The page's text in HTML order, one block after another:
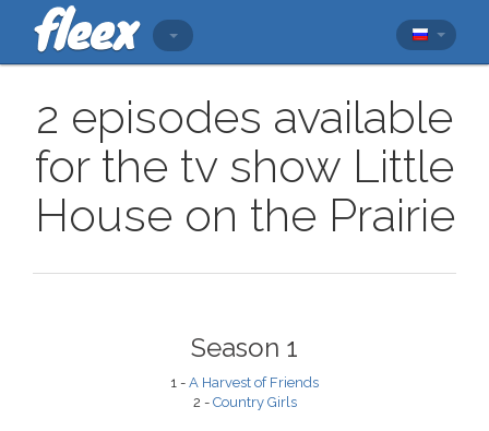
2 episodes available
for the tv show Little
House on the Prairie
Season 1
1 - A Harvest of Friends
2 - Country Girls